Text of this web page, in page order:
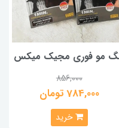
مو فوری مجیک میکس
856,000
784,000 تومان
خرید